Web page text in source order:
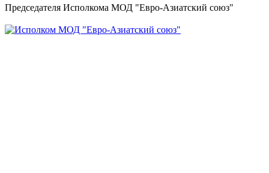
Председателя Исполкома МОД "Евро-Азиатский союз"